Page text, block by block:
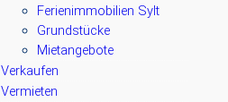
Ferienimmobilien Sylt
Grundstücke
Mietangebote
Verkaufen
Vermieten